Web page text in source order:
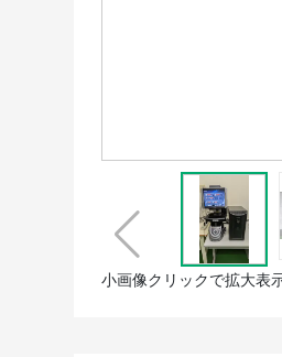
小画像クリックで拡大表